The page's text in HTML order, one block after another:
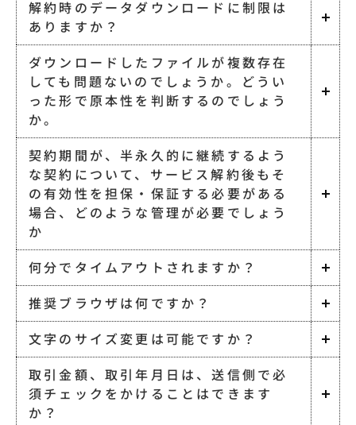
解約時のデータダウンロードに制限は
ありますか？
ダウンロードしたファイルが複数存在
しても問題ないのでしょうか。どうい
った形で原本性を判断するのでしょう
か。
契約期間が、半永久的に継続するよう
な契約について、サービス解約後もそ
の有効性を担保・保証する必要がある
場合、どのような管理が必要でしょう
か
何分でタイムアウトされますか？
推奨ブラウザは何ですか？
文字のサイズ変更は可能ですか？
取引金額、取引年月日は、送信側で必
須チェックをかけることはできます
か？